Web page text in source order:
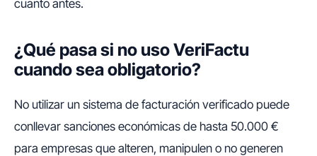
cuanto antes.
¿Qué pasa si no uso VeriFactu
cuando sea obligatorio?
No utilizar un sistema de facturación verificado puede
conllevar sanciones económicas de hasta 50.000 €
para empresas que alteren, manipulen o no generen